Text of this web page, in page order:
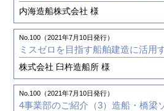
内海造船株式会社 様
No.100（2021年7月10日発行）
ミスゼロを目指す船舶建造に活用
株式会社 臼杵造船所 様
No.100（2021年7月10日発行）
4事業部のご紹介（3）造船・橋梁